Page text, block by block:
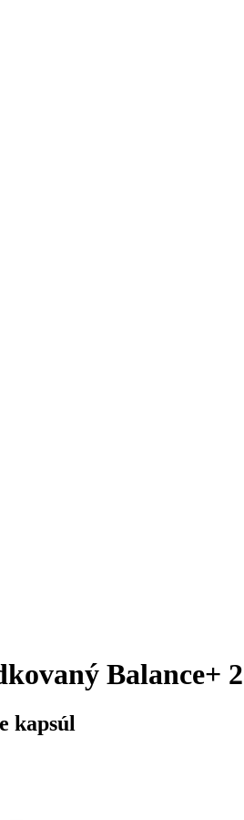
Balance+
kapsúl